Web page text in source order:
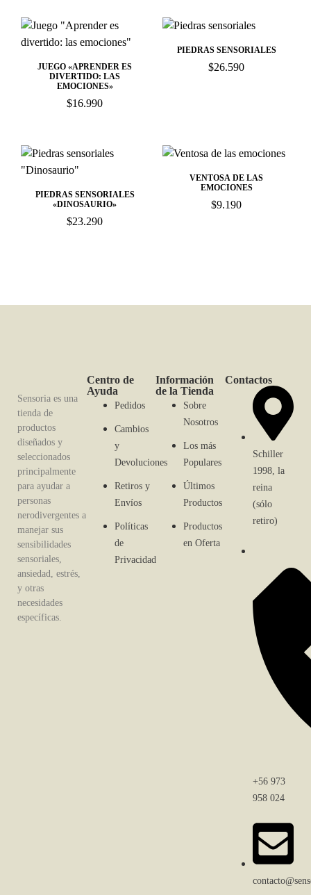
JUEGO «APRENDER ES
DIVERTIDO: LAS
EMOCIONES»
$16.990
PIEDRAS SENSORIALES
$26.590
PIEDRAS SENSORIALES
«DINOSAURIO»
$23.290
VENTOSA DE LAS
EMOCIONES
$9.190
Sensoria es una
tienda de
productos
diseñados y
seleccionados
principalmente
para ayudar a
personas
nerodivergentes a
manejar sus
sensibilidades
sensoriales,
ansiedad, estrés,
y otras
necesidades
específicas.
Centro de
Ayuda
Pedidos
Cambios
y
Devoluciones
Retiros y
Envíos
Políticas
de
Privacidad
Información
de la Tienda
Sobre
Nosotros
Los más
Populares
Últimos
Productos
Productos
en Oferta
Contactos
Schiller
1998, la
reina
(sólo
retiro)
+56 973
958 024